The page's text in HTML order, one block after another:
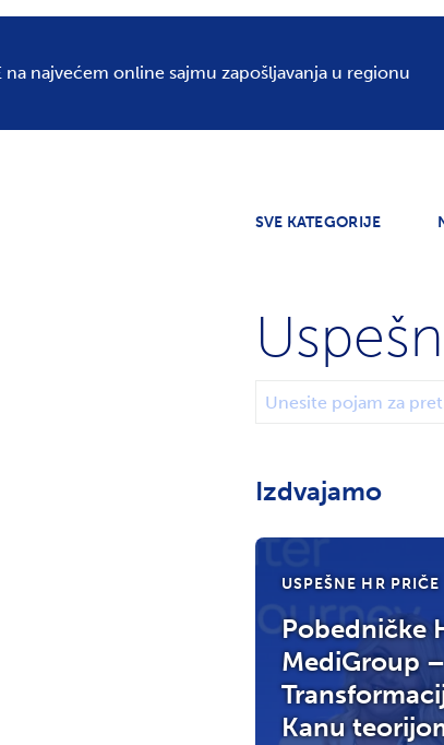
na najvećem online sajmu zapošljavanja u regionu
SVE KATEGORIJE
Izdvajamo
USPEŠNE HR PRIČE
Pobedničke
MediGroup –
Kanu